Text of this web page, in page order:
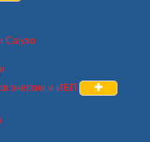
Calyxo
энергии и ИБП